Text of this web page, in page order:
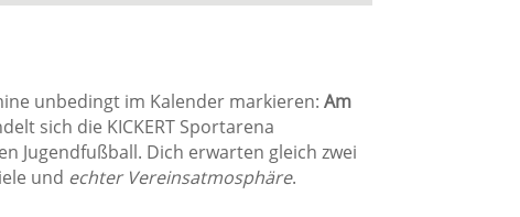
unbedingt im Kalender markieren: Am
sich die KICKERT Sportarena
Jugendfußball. Dich erwarten gleich zwei
und echter Vereinsatmosphäre.